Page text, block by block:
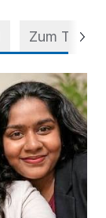
Zum Thema
auf Hilfe